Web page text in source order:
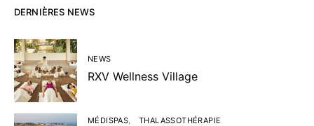
DERNIÈRES NEWS
NEWS
RXV Wellness Village
MÉDISPAS THALASSOTHÉRAPIE